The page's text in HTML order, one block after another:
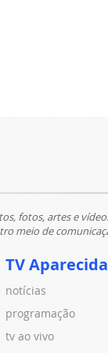
fotos, artes e
meio de
TV Aparecida
notícias
programação
tv ao vivo